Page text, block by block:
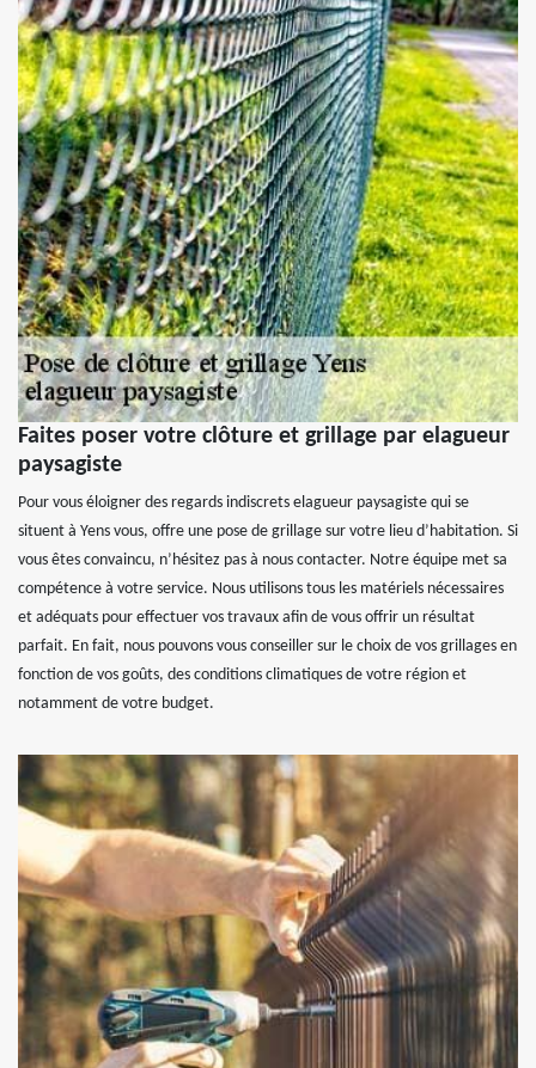
Faites poser votre clôture et grillage par elagueur
paysagiste
Pour vous éloigner des regards indiscrets elagueur paysagiste qui se
situent à Yens vous, offre une pose de grillage sur votre lieu d’habitation. Si
vous êtes convaincu, n’hésitez pas à nous contacter. Notre équipe met sa
compétence à votre service. Nous utilisons tous les matériels nécessaires
et adéquats pour effectuer vos travaux afin de vous offrir un résultat
parfait. En fait, nous pouvons vous conseiller sur le choix de vos grillages en
fonction de vos goûts, des conditions climatiques de votre région et
notamment de votre budget.